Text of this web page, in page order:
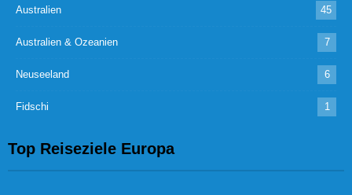
Australien 45
Australien & Ozeanien 7
Neuseeland 6
Fidschi 1
Top Reiseziele Europa